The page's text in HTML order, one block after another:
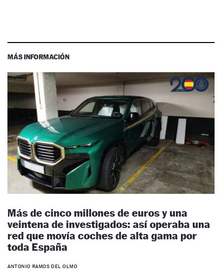
MÁS INFORMACIÓN
Más de cinco millones de euros y una
veintena de investigados: así operaba una
red que movía coches de alta gama por
toda España
ANTONIO RAMOS DEL OLMO